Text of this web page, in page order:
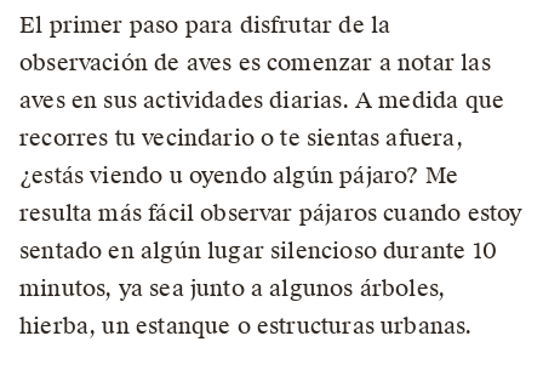
El primer paso para disfrutar de la
observación de aves es comenzar a notar las
aves en sus actividades diarias. A medida que
recorres tu vecindario o te sientas afuera,
¿estás viendo u oyendo algún pájaro? Me
resulta más fácil observar pájaros cuando estoy
sentado en algún lugar silencioso durante 10
minutos, ya sea junto a algunos árboles,
hierba, un estanque o estructuras urbanas.